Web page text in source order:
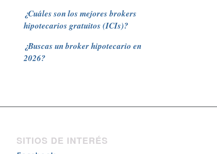
¿Cuáles son los mejores brokers
hipotecarios gratuitos (ICIs)?
¿Buscas un broker hipotecario en
2026?
SITIOS DE INTERÉS